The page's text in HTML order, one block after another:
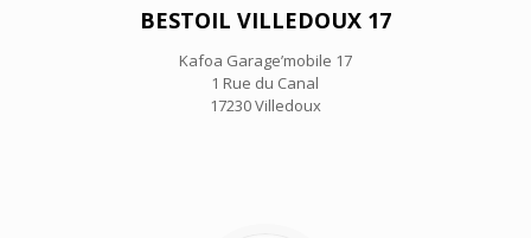
BESTOIL VILLEDOUX 17
Kafoa Garage’mobile 17
1 Rue du Canal
17230 Villedoux